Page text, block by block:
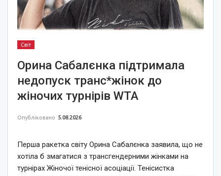
Світ
Орина Сабалєнка підтримала
недопуск транс*жінок до
жіночих турнірів WTA
Опубліковано 5.08.2026
Перша ракетка світу Орина Сабалєнка заявила, що не
хотіла б змагатися з трансгендерними жінками на
турнірах Жіночої тенісної асоціації. Тенісистка